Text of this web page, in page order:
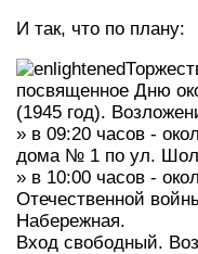
И так, что по плану:
посвященное Дню
(1945 год).
» в 09:20 часов -
дома № 1 по ул.
» в 10:00 часов -
Отечественной
Набережная.
Вход свободный.